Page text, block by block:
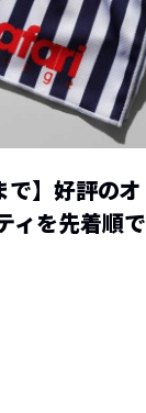
で】好評のオ
ィを先着順で